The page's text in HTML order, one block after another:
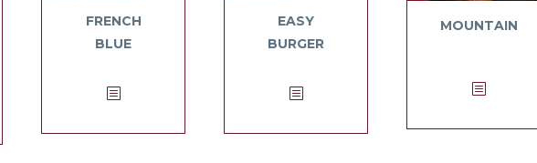
FRENCH
BLUE
EASY
BURGER
MOUNTAIN